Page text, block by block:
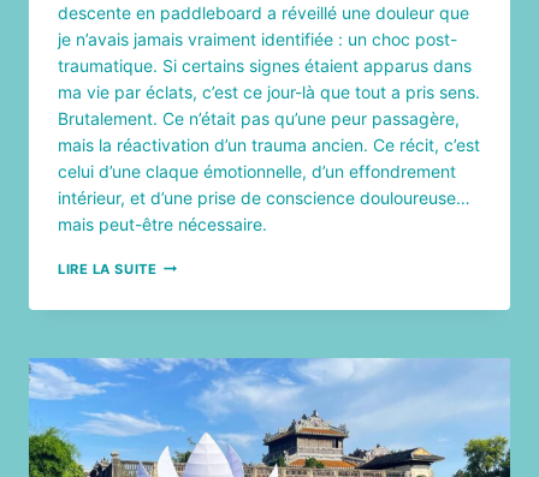
descente en paddleboard a réveillé une douleur que
je n’avais jamais vraiment identifiée : un choc post-
traumatique. Si certains signes étaient apparus dans
ma vie par éclats, c’est ce jour-là que tout a pris sens.
Brutalement. Ce n’était pas qu’une peur passagère,
mais la réactivation d’un trauma ancien. Ce récit, c’est
celui d’une claque émotionnelle, d’un effondrement
intérieur, et d’une prise de conscience douloureuse…
mais peut-être nécessaire.
LIRE LA SUITERÉCIT
SUR
RIVIÈRE
MISSISQUOI
EN
PADDLEBOARD